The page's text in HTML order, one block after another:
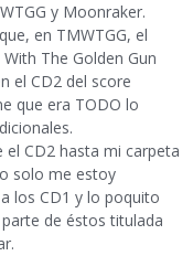
y Moonraker.
en TMWTGG, el
The Golden Gun
el CD2 del score
que era TODO lo
CD2 hasta mi carpeta
solo me estoy
los CD1 y lo poquito
de éstos titulada